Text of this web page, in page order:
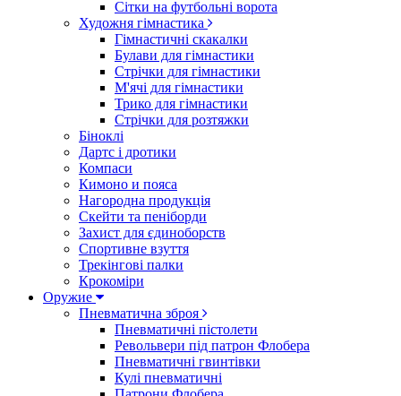
Сітки на футбольні ворота
Художня гімнастика
Гімнастичні скакалки
Булави для гімнастики
Стрічки для гімнастики
М'ячі для гімнастики
Трико для гімнастики
Стрічки для розтяжки
Біноклі
Дартс і дротики
Компаси
Кимоно и пояса
Нагородна продукція
Скейти та пеніборди
Захист для єдиноборств
Спортивне взуття
Трекінгові палки
Крокоміри
Оружие
Пневматична зброя
Пневматичні пістолети
Револьвери під патрон Флобера
Пневматичні гвинтівки
Кулі пневматичні